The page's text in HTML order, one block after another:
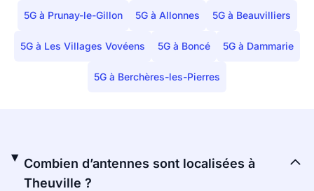
5G à Prunay-le-Gillon 5G à Allonnes 5G à Beauvilliers
5G à Les Villages Vovéens 5G à Boncé 5G à Dammarie
5G à Berchères-les-Pierres
Combien d’antennes sont localisées à
Theuville ?